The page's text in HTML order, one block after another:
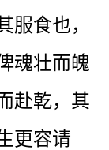
服食也，
魂壮而魄
赴乾，其
更容请